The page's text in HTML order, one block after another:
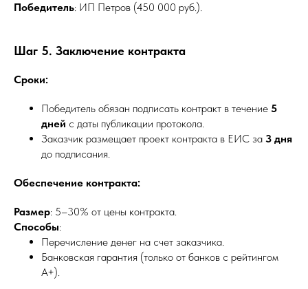
Победитель: ИП Петров (450 000 руб.).
Шаг 5. Заключение контракта
Сроки:
Победитель обязан подписать контракт в течение 5
дней с даты публикации протокола.
Заказчик размещает проект контракта в ЕИС за 3 дня
до подписания.
Обеспечение контракта:
Размер: 5–30% от цены контракта.
Способы:
Перечисление денег на счет заказчика.
Банковская гарантия (только от банков с рейтингом
А+).